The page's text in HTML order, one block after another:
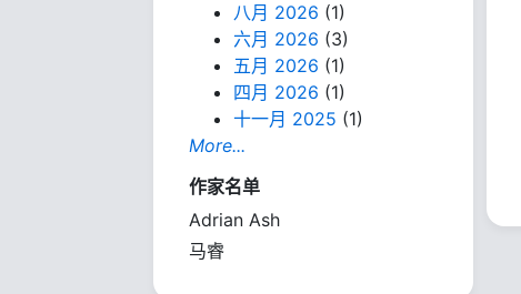
八月 2026 (1)
六月 2026 (3)
五月 2026 (1)
四月 2026 (1)
十一月 2025 (1)
More...
作家名单
Adrian Ash
马睿